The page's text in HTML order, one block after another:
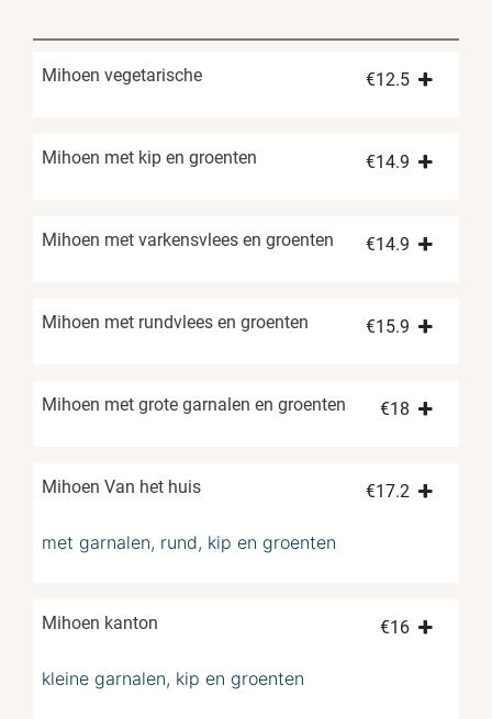
Mihoen vegetarische €12.5
Mihoen met kip en groenten €14.9
Mihoen met varkensvlees en groenten €14.9
Mihoen met rundvlees en groenten €15.9
Mihoen met grote garnalen en groenten €18
Mihoen Van het huis €17.2
met garnalen, rund, kip en groenten
Mihoen kanton €16
kleine garnalen, kip en groenten